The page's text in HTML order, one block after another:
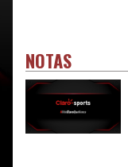
NOTAS